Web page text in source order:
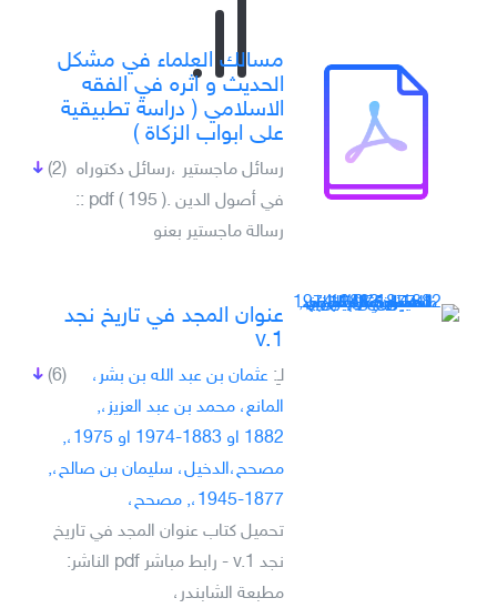
مسالك العلماء في مشكل
الحديث و اثره في الفقه
الاسلامي ( دراسة تطبيقية
على ابواب الزكاة )
(2) رسائل ماجستير ،رسائل دكتوراه
في أصول الدين .pdf ( 195 ) ::
رسالة ماجستير بعنو
عنوان المجد في تاريخ نجد
v.1
(6) لـِ: عثمان بن عبد الله بن بشر،
المانع، محمد بن عبد العزيز،,
1882 او 1883-1974 او 1975،,
مصحح،الدخيل، سليمان بن صالح،,
1877-1945،, مصحح،
تحميل كتاب عنوان المجد في تاريخ
نجد v.1 - رابط مباشر pdf الناشر:
مطبعة الشابندر،